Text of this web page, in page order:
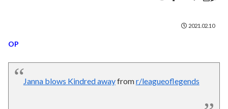
2021.02.10
OP
Janna blows Kindred awayfromr/leagueoflegends